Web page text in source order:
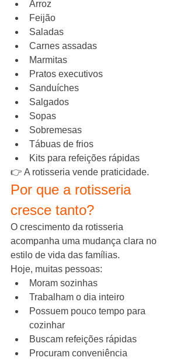
Arroz
Feijão
Saladas
Carnes assadas
Marmitas
Pratos executivos
Sanduíches
Salgados
Sopas
Sobremesas
Tábuas de frios
Kits para refeições rápidas
👉 A rotisseria vende praticidade.
Por que a rotisseria
cresce tanto?
O crescimento da rotisseria
acompanha uma mudança clara no
estilo de vida das famílias.
Hoje, muitas pessoas:
Moram sozinhas
Trabalham o dia inteiro
Possuem pouco tempo para
cozinhar
Buscam refeições rápidas
Procuram conveniência